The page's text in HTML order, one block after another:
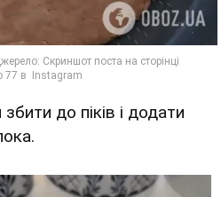
до піків і додати